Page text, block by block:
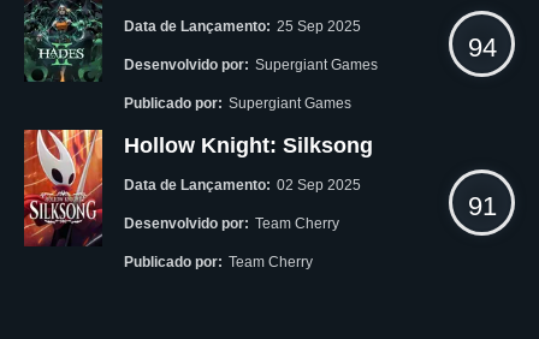
Data de Lançamento: 25 Sep 2025
Desenvolvido por: Supergiant Games
Publicado por: Supergiant Games
94
Hollow Knight: Silksong
Data de Lançamento: 02 Sep 2025
Desenvolvido por: Team Cherry
Publicado por: Team Cherry
91